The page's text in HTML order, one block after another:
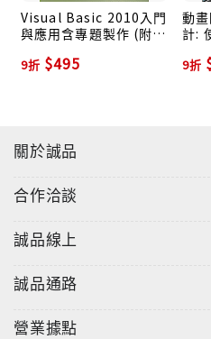
Visual Basic 2010入門
與應用含專題製作 (附光
9折 $495
動
計:
9折
關於誠品
合作洽談
誠品線上
誠品通路
營業據點